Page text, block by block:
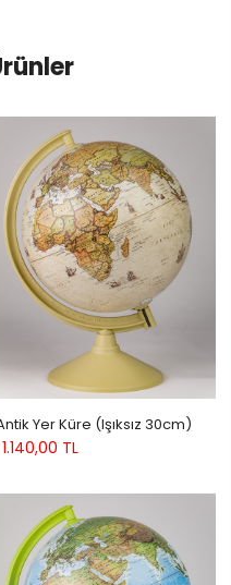
Yer Küre (Işıksız 30cm)
1.140,00 TL